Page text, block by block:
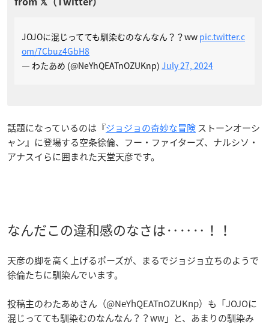
JOJOに混じってても馴染むのなんなん？？ww pic.twitter.c
om/7Cbuz4GbH8
— わたあめ (@NeYhQEATnOZUKnp) July 27, 2024
話題になっているのは『ジョジョの奇妙な冒険 ストーンオーシ
ャン』に登場する空条徐倫、フー・ファイターズ、ナルシソ・
アナスイらに囲まれた天堂天彦です。
なんだこの違和感のなさは‥‥‥！！
天彦の脚を高く上げるポーズが、まるでジョジョ立ちのようで
徐倫たちに馴染んでいます。
投稿主のわたあめさん（@NeYhQEATnOZUKnp）も「JOJOに
混じってても馴染むのなんなん？？ww」と、あまりの馴染み